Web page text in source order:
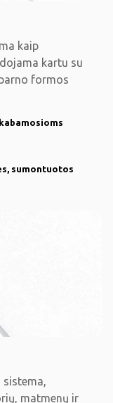
kaip
kartu su
formos
sumontuotos
sistema,
matmenų ir